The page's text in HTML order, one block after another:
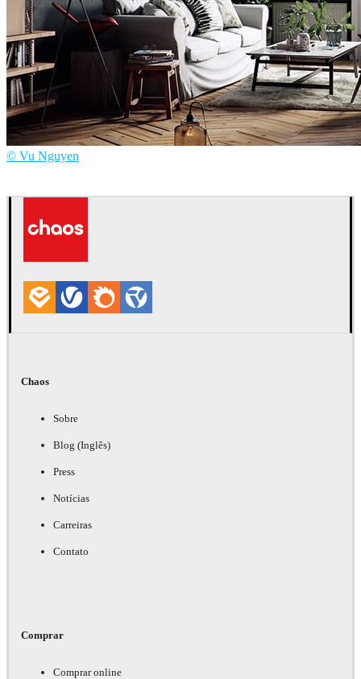
© Vu Nguyen
Chaos
Sobre
Blog (Inglês)
Press
Notícias
Carreiras
Contato
Comprar
Comprar online